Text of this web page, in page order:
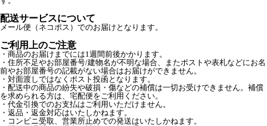
配送サービスについて
メール便（ネコポス）でのお届けとなります。
ご利用上のご注意
・商品のお届けまでには1週間前後かかります。
・住所不足やお部屋番号/建物名が不明な場合、またポストや表札などにお名
前やお部屋番号の記載がない場合はお届けができません。
・対面渡しではなくポスト投函となります。
・配送中の商品の紛失や破損・傷などの補償は一切お受けできません。補償
を求められる方は、宅配便をご利用ください。
・代金引換でのお支払はご利用いただけません。
・返品・返金対応はいたしかねます。
・コンビニ受取、営業所止めでの発送はいたしかねます。